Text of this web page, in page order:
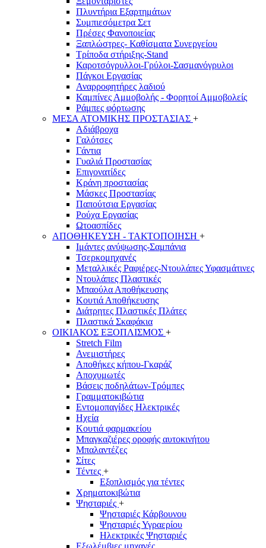
Πλυντήρια Εξαρτημάτων
Συμπιεσόμετρα Σετ
Πρέσες Φανοποιείας
Ξαπλώστρες- Καθίσματα Συνεργείου
Τρίποδα στήριξης-Stand
Καροτσόγρυλλοι-Γρύλοι-Σασμανόγρυλοι
Πάγκοι Εργασίας
Αναρροφητήρες λαδιού
Καμπίνες Αμμοβολής - Φορητοί Αμμοβολείς
Ράμπες φόρτωσης
ΜΕΣΑ ΑΤΟΜΙΚΗΣ ΠΡΟΣΤΑΣΙΑΣ +
Αδιάβροχα
Γαλότσες
Γάντια
Γυαλιά Προστασίας
Επιγονατίδες
Κράνη προστασίας
Μάσκες Προστασίας
Παπούτσια Εργασίας
Ρούχα Εργασίας
Ωτοασπίδες
ΑΠΟΘΗΚΕΥΣΗ - ΤΑΚΤΟΠΟΙΗΣΗ +
Ιμάντες ανύψωσης-Σαμπάνια
Τσερκομηχανές
Μεταλλικές Ραφιέρες-Ντουλάπες Υφασμάτινες
Ντουλάπες Πλαστικές
Μπαούλα Αποθήκευσης
Κουτιά Αποθήκευσης
Διάτρητες Πλαστικές Πλάτες
Πλαστικά Σκαφάκια
ΟΙΚΙΑΚΟΣ ΕΞΟΠΛΙΣΜΟΣ +
Stretch Film
Ανεμιστήρες
Αποθήκες κήπου-Γκαράζ
Αποχυμωτές
Βάσεις ποδηλάτων-Τρόμπες
Γραμματοκιβώτια
Εντομοπαγίδες Ηλεκτρικές
Ηχεία
Κουτιά φαρμακείου
Μπαγκαζιέρες οροφής αυτοκινήτου
Μπαλαντέζες
Σίτες
Τέντες +
Εξοπλισμός για τέντες
Χρηματοκιβώτια
Ψησταριές +
Ψησταριές Κάρβουνου
Ψησταριές Υγραερίου
Ηλεκτρικές Ψησταριές
Εξωλέμβιες μηχανές